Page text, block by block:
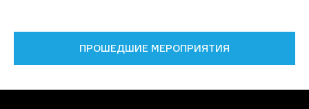
ПРОШЕДШИЕ МЕРОПРИЯТИЯ